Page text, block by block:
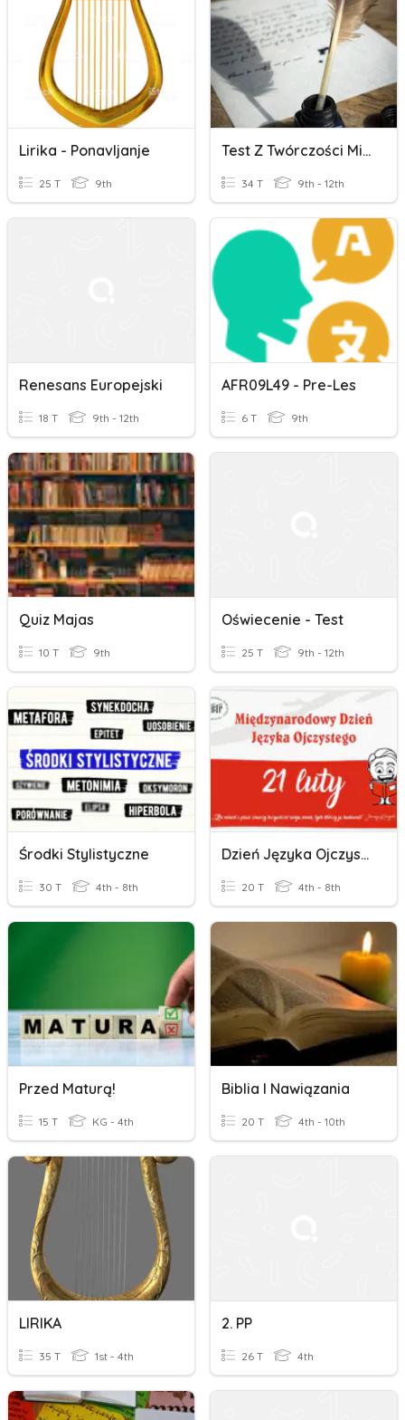
Lirika - Ponavljanje
25 T 9th
Test Z Twórczości Mickiewicza
34 T 9th - 12th
Renesans Europejski
18 T 9th - 12th
AFR09L49 - Pre-Les
6 T 9th
Quiz Majas
10 T 9th
Oświecenie - Test
25 T 9th - 12th
Środki Stylistyczne
30 T 4th - 8th
Dzień Języka Ojczystego
20 T 4th - 8th
Przed Maturą!
15 T KG - 4th
Biblia I Nawiązania
20 T 4th - 10th
LIRIKA
35 T 1st - 4th
2. PP
26 T 4th